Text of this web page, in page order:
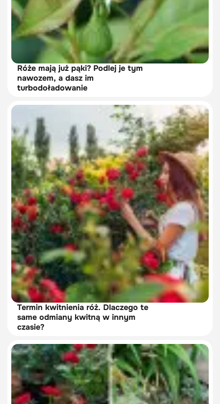
Róże mają już pąki? Podlej je tym
nawozem, a dasz im
turbodoładowanie
Termin kwitnienia róż. Dlaczego te
same odmiany kwitną w innym
czasie?